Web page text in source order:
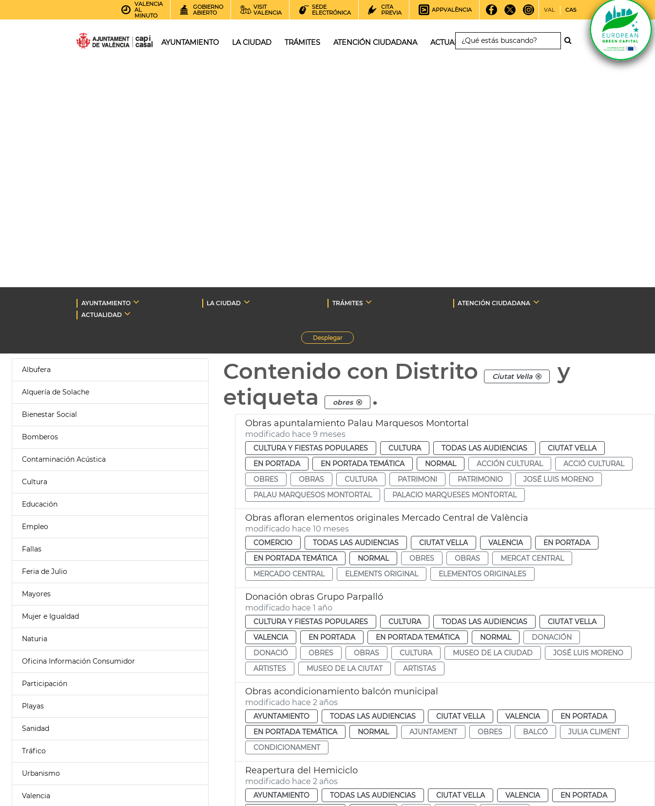
VALENCIA
AL
MINUTO
GOBIERNO
ABIERTO
VISIT
VALENCIA
SEDE
ELECTRÓNICA
CITA
PREVIA
APPVALÈNCIA VAL CAS
AYUNTAMIENTO LA CIUDAD TRÁMITES ATENCIÓN CIUDADANA ACTUALIDAD
AYUNTAMIENTO LA CIUDAD TRÁMITES
ATENCIÓN CIUDADANA
ACTUALIDAD
Desplegar
Albufera
Alquería de Solache
Bienestar Social
Bomberos
Contaminación Acústica
Cultura
Educación
Empleo
Fallas
Feria de Julio
Mayores
Mujer e Igualdad
Naturia
Oficina Información Consumidor
Participación
Playas
Sanidad
Tráfico
Urbanismo
Valencia
Contenido con Distrito Ciutat Vella
y
etiqueta
obres .
Obras apuntalamiento Palau Marquesos Montortal
modificado hace 9 meses
CULTURA Y FIESTAS POPULARES CULTURA TODAS LAS AUDIENCIAS
CIUTAT VELLA
EN PORTADA
EN PORTADA TEMÁTICA NORMAL ACCIÓN CULTURAL
ACCIÓ CULTURAL
OBRES
OBRAS CULTURA PATRIMONI PATRIMONIO
JOSÉ LUIS MORENO
PALAU MARQUESOS MONTORTAL
PALACIO MARQUESES MONTORTAL
Obras afloran elementos originales Mercado Central de València
modificado hace 10 meses
COMERCIO TODAS LAS AUDIENCIAS CIUTAT VELLA VALENCIA
EN PORTADA
EN PORTADA TEMÁTICA
NORMAL OBRES OBRAS
MERCAT CENTRAL
MERCADO CENTRAL
ELEMENTS ORIGINAL ELEMENTOS ORIGINALES
Donación obras Grupo Parpalló
modificado hace 1 año
CULTURA Y FIESTAS POPULARES CULTURA TODAS LAS AUDIENCIAS
CIUTAT VELLA
VALENCIA
EN PORTADA EN PORTADA TEMÁTICA NORMAL
DONACIÓN
DONACIÓ
OBRES OBRAS CULTURA MUSEO DE LA CIUDAD
JOSÉ LUIS MORENO
ARTISTES
MUSEO DE LA CIUTAT ARTISTAS
Obras acondicionamiento balcón municipal
modificado hace 2 años
AYUNTAMIENTO TODAS LAS AUDIENCIAS CIUTAT VELLA VALENCIA
EN PORTADA
EN PORTADA TEMÁTICA
NORMAL AJUNTAMENT OBRES BALCÓ
JULIA CLIMENT
CONDICIONAMENT
Reapertura del Hemiciclo
modificado hace 2 años
AYUNTAMIENTO TODAS LAS AUDIENCIAS CIUTAT VELLA VALENCIA
EN PORTADA